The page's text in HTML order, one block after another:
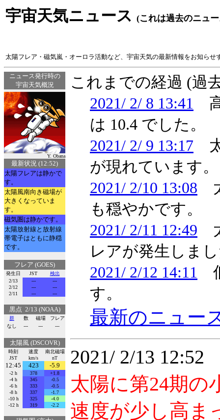
宇宙天気ニュース (これは過去のニュ
太陽フレア・磁気嵐・オーロラ活動など、宇宙天気の最新情報をお知らせ
ニュース発行時の
宇宙天気概況
Y. Obana
最新状況 (12:52)
太陽フレアは静かで
す。
太陽風南向き磁場が
大きくなっていま
す。
磁気圏は静かです。
太陽放射線と放射線
帯電子はともに静穏
です。
フレア (GOES)
発生日 JST
検出
2/13
---
---
2/12
---
---
2/11
--- ---
黒点 2/13 (NOAA)
群 数 磁場
フレア
なし
--- --- ---
太陽風 (DSCOVR)
時刻
JST
速度
km/s
南北磁場
nT
12:45 423 -5.9
-2 h 378
+1.8
-4 h
345
-0.5
-6 h
333
-0.5
-8 h
337
-1.7
-10 h
325
-4.0
-12 h
319 -2.2
これまでの経過 (過
2021/ 2/ 8 13:41
は 10.4 でした。
2021/ 2/ 9 13:17
が現れています。
2021/ 2/10 13:08
も穏やかです。
2021/ 2/11 12:49
レアが発生しま
2021/ 2/12 14:11
す。
最新のニュー
2021/ 2/13
太陽に第24期の
速度が少し高ま